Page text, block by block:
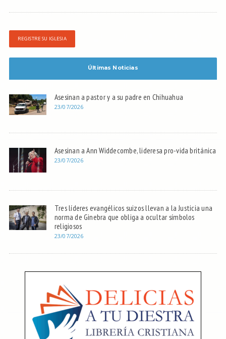
REGISTRE SU IGLESIA
Últimas Noticias
Asesinan a pastor y a su padre en Chihuahua
23/07/2026
Asesinan a Ann Widdecombe, lideresa pro-vida británica
23/07/2026
Tres líderes evangélicos suizos llevan a la Justicia una
norma de Ginebra que obliga a ocultar símbolos
religiosos
23/07/2026